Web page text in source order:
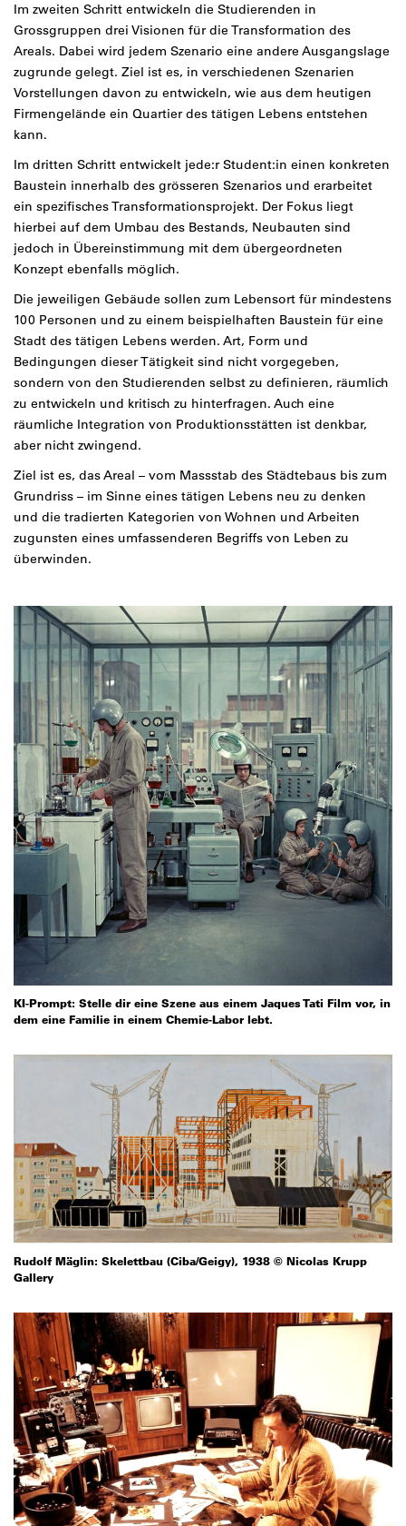
Im zweiten Schritt entwickeln die Studierenden in
Grossgruppen drei Visionen für die Transformation des
Areals. Dabei wird jedem Szenario eine andere Ausgangslage
zugrunde gelegt. Ziel ist es, in verschiedenen Szenarien
Vorstellungen davon zu entwickeln, wie aus dem heutigen
Firmengelände ein Quartier des tätigen Lebens entstehen
kann.
Im dritten Schritt entwickelt jede:r Student:in einen konkreten
Baustein innerhalb des grösseren Szenarios und erarbeitet
ein spezifisches Transformationsprojekt. Der Fokus liegt
hierbei auf dem Umbau des Bestands, Neubauten sind
jedoch in Übereinstimmung mit dem übergeordneten
Konzept ebenfalls möglich.
Die jeweiligen Gebäude sollen zum Lebensort für mindestens
100 Personen und zu einem beispielhaften Baustein für eine
Stadt des tätigen Lebens werden. Art, Form und
Bedingungen dieser Tätigkeit sind nicht vorgegeben,
sondern von den Studierenden selbst zu definieren, räumlich
zu entwickeln und kritisch zu hinterfragen. Auch eine
räumliche Integration von Produktionsstätten ist denkbar,
aber nicht zwingend.
Ziel ist es, das Areal – vom Massstab des Städtebaus bis zum
Grundriss – im Sinne eines tätigen Lebens neu zu denken
und die tradierten Kategorien von Wohnen und Arbeiten
zugunsten eines umfassenderen Begriffs von Leben zu
überwinden.
KI-Prompt: Stelle dir eine Szene aus einem Jaques Tati Film vor, in
dem eine Familie in einem Chemie-Labor lebt.
Rudolf Mäglin: Skelettbau (Ciba/Geigy), 1938 © Nicolas Krupp
Gallery